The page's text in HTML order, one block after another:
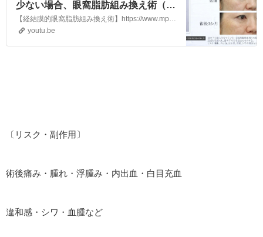
少ない場合、眼窩脂肪組み換え術（裏
ハムラ法に準じた手術方法）はできま
せんか？
【経結膜的眼窩脂肪組み換え術】https://www.mpg-menoshita.jp/category/1906183.html今回は、目の下の膨らみの脂肪が少ないと組み換え術（眼窩脂肪移動術、裏ハムラ法に準じた方法）はできませんかという質問について症例をご紹介しながらお伝えしました。眼窩脂肪の組み換え術は症状…
youtu.be
〔リスク・副作用〕
術後痛み・腫れ・浮腫み・内出血・白目充血
違和感・シワ・血腫など